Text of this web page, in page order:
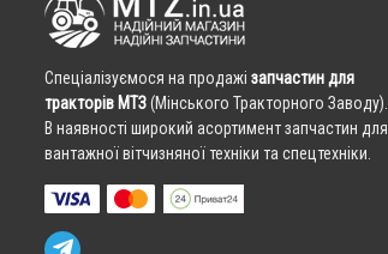
Cпеціалізуємося на продажі запчастин для
тракторів МТЗ(Мінського Тракторного Заводу).
В наявності широкий асортимент запчастин для
вантажної вітчизняної техніки та спецтехніки.